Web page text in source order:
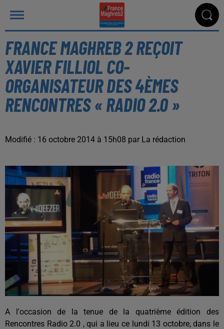
FRANCE MAGHREB 2 REÇOIT
XAVIER FILLIOL CO-
ORGANISATEUR DES 4ÈMES
RENCONTRES « RADIO 2.0 »
Modifié : 16 octobre 2014 à 15h08 par La rédaction
A l'occasion de la tenue de la quatrième édition des
Rencontres Radio 2.0 , qui a lieu ce lundi 13 octobre, dans le